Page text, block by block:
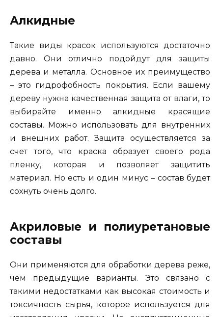
Алкидные
Такие виды красок используются достаточно
давно. Они отлично подойдут для защиты
дерева и металла. Основное их преимущество
– это гидрофобность покрытия. Если вашему
дереву нужна качественная защита от влаги, то
выбирайте именно алкидные красящие
составы. Можно использовать для внутренних
и внешних работ. Защита осуществляется за
счет того, что краска образует своего рода
пленку, которая и позволяет защитить
материал. Но есть и один минус – состав будет
сохнуть очень долго.
Акриловые и полиуретановые
составы
Они применяются для обработки дерева реже,
чем предыдущие варианты. Это связано с
такими недостатками как высокая стоимость и
токсичность сырья, которое используется для